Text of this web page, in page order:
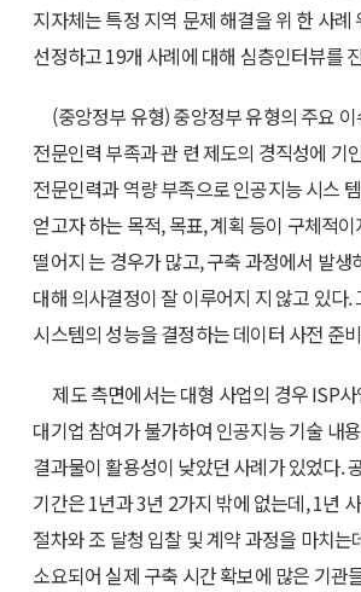
지자체는 특정 지역 문제 해결을 위 한 사례
선정하고 19개 사례에 대해 심층인터뷰를
(중앙정부 유형) 중앙정부 유형의 주요
전문인력 부족과 관 련 제도의 경직성에 기
전문인력과 역량 부족으로 인공지능 시스
얻고자 하는 목적, 목표, 계획 등이 구체적
떨어지 는 경우가 많고, 구축 과정에서 발생
대해 의사결정이 잘 이루어지 지 않고 있다.
시스템의 성능을 결정하는 데이터 사전 준
제도 측면에서는 대형 사업의 경우 ISP
대기업 참여가 불가하여 인공지능 기술 내
결과물이 활용성이 낮았던 사례가 있었다.
기간은 1년과 3년 2가지 밖에 없는데, 1년
절차와 조 달청 입찰 및 계약 과정을 마치는
소요되어 실제 구축 시간 확보에 많은 기관